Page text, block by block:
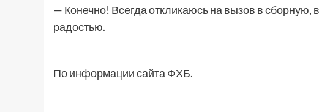
— Конечно! Всегда откликаюсь на вызов в сборную,
радостью.
По информации сайта ФХБ.